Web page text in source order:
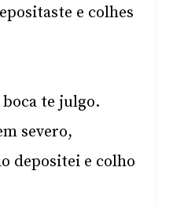
e colhes
boca te julgo.
severo,
depositei e colho